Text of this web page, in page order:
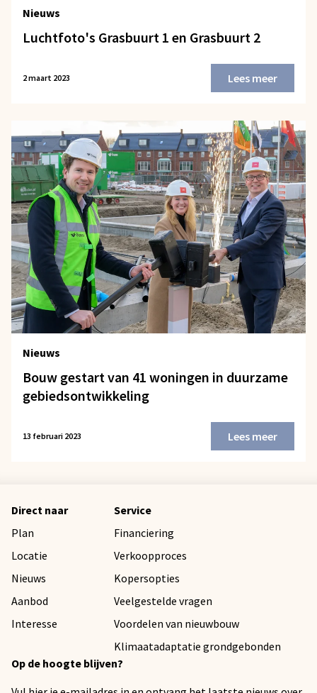
Nieuws
Luchtfoto's Grasbuurt 1 en Grasbuurt 2
2 maart 2023 Lees meer
Nieuws
Bouw gestart van 41 woningen in duurzame
gebiedsontwikkeling
13 februari 2023 Lees meer
Direct naar
Plan
Locatie
Nieuws
Aanbod
Interesse
Service
Financiering
Verkoopproces
Kopersopties
Veelgestelde vragen
Voordelen van nieuwbouw
Klimaatadaptatie grondgebonden
Op de hoogte blijven?